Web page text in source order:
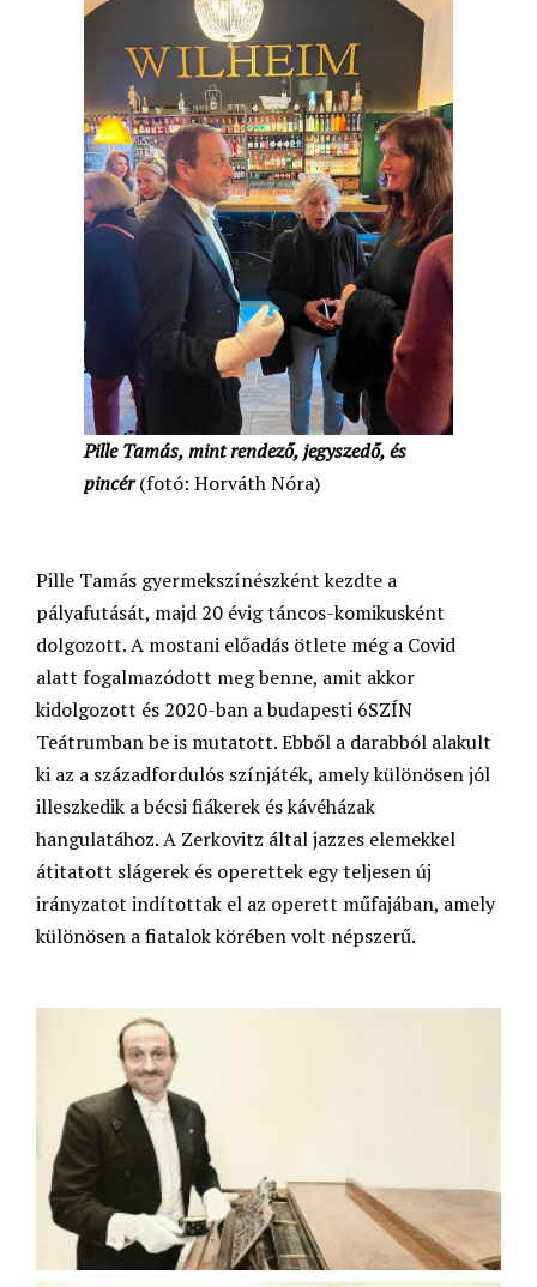
Pille Tamás, mint rendező, jegyszedő, és
pincér(fotó: Horváth Nóra)
Pille Tamás gyermekszínészként kezdte a
pályafutását, majd 20 évig táncos-komikusként
dolgozott. A mostani előadás ötlete még a Covid
alatt fogalmazódott meg benne, amit akkor
kidolgozott és 2020-ban a budapesti 6SZÍN
Teátrumban be is mutatott. Ebből a darabból alakult
ki az a századfordulós színjáték, amely különösen jól
illeszkedik a bécsi fiákerek és kávéházak
hangulatához. A Zerkovitz által jazzes elemekkel
átitatott slágerek és operettek egy teljesen új
irányzatot indítottak el az operett műfajában, amely
különösen a fiatalok körében volt népszerű.